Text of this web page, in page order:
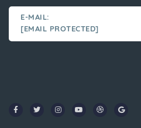
E-MAIL:
[EMAIL PROTECTED]